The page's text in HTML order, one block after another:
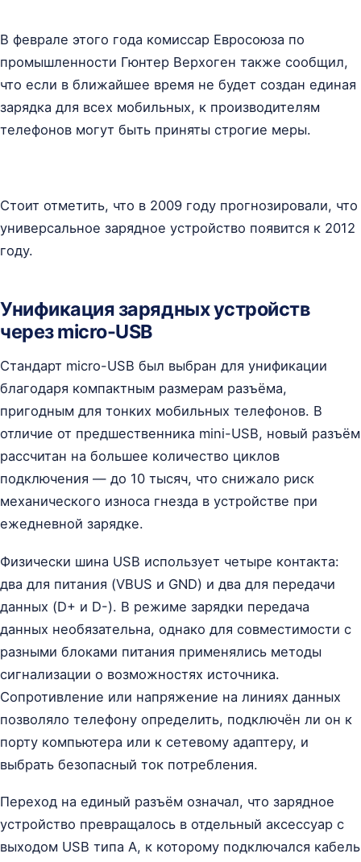
В феврале этого года комиссар Евросоюза по
промышленности Гюнтер Верхоген также сообщил,
что если в ближайшее время не будет создан единая
зарядка для всех мобильных, к производителям
телефонов могут быть приняты строгие меры.
Стоит отметить, что в 2009 году прогнозировали, что
универсальное зарядное устройство появится к 2012
году.
Унификация зарядных устройств
через micro-USB
Стандарт micro-USB был выбран для унификации
благодаря компактным размерам разъёма,
пригодным для тонких мобильных телефонов. В
отличие от предшественника mini-USB, новый разъём
рассчитан на большее количество циклов
подключения — до 10 тысяч, что снижало риск
механического износа гнезда в устройстве при
ежедневной зарядке.
Физически шина USB использует четыре контакта:
два для питания (VBUS и GND) и два для передачи
данных (D+ и D-). В режиме зарядки передача
данных необязательна, однако для совместимости с
разными блоками питания применялись методы
сигнализации о возможностях источника.
Сопротивление или напряжение на линиях данных
позволяло телефону определить, подключён ли он к
порту компьютера или к сетевому адаптеру, и
выбрать безопасный ток потребления.
Переход на единый разъём означал, что зарядное
устройство превращалось в отдельный аксессуар с
выходом USB типа A, к которому подключался кабель